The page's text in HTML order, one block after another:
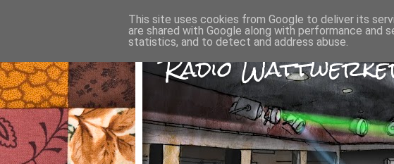
Radio
This site uses cookies from Google to deliver its
are shared with Google along with performance
statistics, and to detect and address abuse.